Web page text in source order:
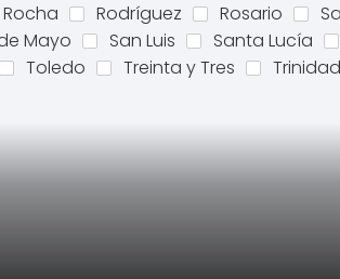
Rocha Rodríguez Rosario
Mayo
San Luis Santa Lucía
Toledo Treinta y Tres Trinidad